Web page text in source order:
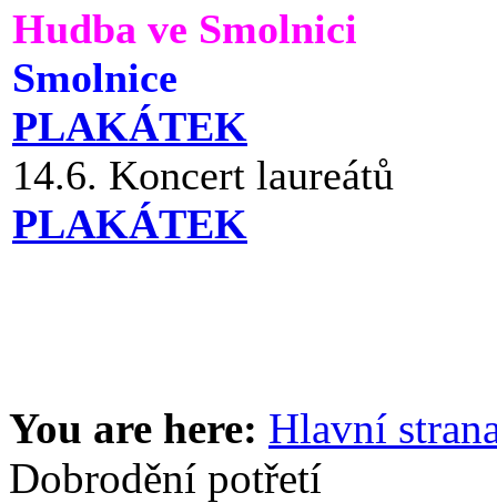
Hudba ve Smolnici
Smolnice
PLAKÁTEK
14.6. Koncert laureátů
PLAKÁTEK
You are here: Hlavní
Dobrodění potřetí